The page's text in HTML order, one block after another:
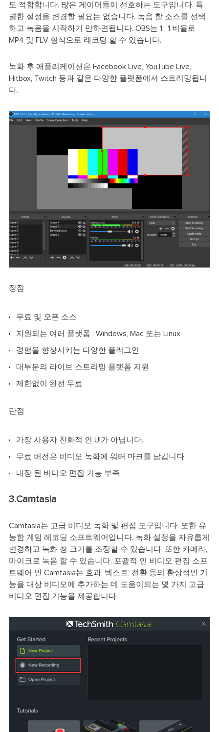
도 적합합니다. 많은 게이머들이 선호하는 도구입니다. 특
별한 설정을 변경할 필요는 없습니다. 녹음 할 소스를 선택
하고 녹음을 시작하기 만하면됩니다. OBS는 1 : 1 비율로
MP4 및 FLV 형식으로 레코딩 할 수 있습니다.
녹화 후 애플리케이션은 Facebook Live, YouTube Live,
Hitbox, Twitch 등과 같은 다양한 플랫폼에서 스트리밍됩니
다.
장점
무료 및 오픈 소스
지원되는 여러 플랫폼 : Windows, Mac 또는 Linux
경험을 향상시키는 다양한 플러그인
대부분의 라이브 스트리밍 플랫폼 지원
제한없이 완전 무료
단점
가장 사용자 친화적 인 UI가 아닙니다.
무료 버전은 비디오 녹화에 워터 마크를 남깁니다.
내장 된 비디오 편집 기능 부족
3.Camtasia
Camtasia는 고급 비디오 녹화 및 편집 도구입니다. 또한 유
능한 게임 레코딩 소프트웨어입니다. 녹화 설정을 자유롭게
변경하고 녹화 창 크기를 조정할 수 있습니다. 또한 카메라,
마이크로 녹음 할 수 있습니다. 포괄적 인 비디오 편집 소프
트웨어 인 Camtasia는 효과, 텍스트, 전환 등의 환상적인 기
능을 대상 비디오에 추가하는 데 도움이되는 몇 가지 고급
비디오 편집 기능을 제공합니다.